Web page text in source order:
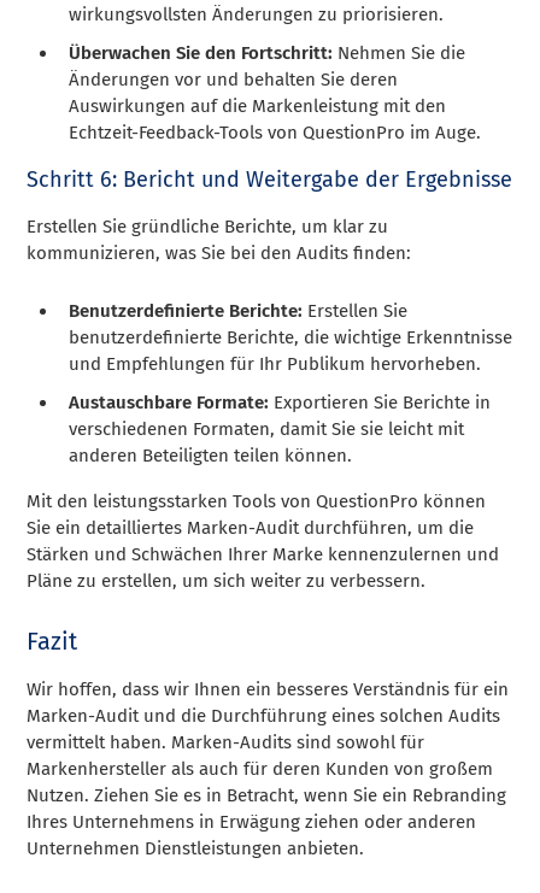
wirkungsvollsten Änderungen zu priorisieren.
Überwachen Sie den Fortschritt: Nehmen Sie die
Änderungen vor und behalten Sie deren
Auswirkungen auf die Markenleistung mit den
Echtzeit-Feedback-Tools von QuestionPro im Auge.
Schritt 6: Bericht und Weitergabe der Ergebnisse
Erstellen Sie gründliche Berichte, um klar zu
kommunizieren, was Sie bei den Audits finden:
Benutzerdefinierte Berichte: Erstellen Sie
benutzerdefinierte Berichte, die wichtige Erkenntnisse
und Empfehlungen für Ihr Publikum hervorheben.
Austauschbare Formate: Exportieren Sie Berichte in
verschiedenen Formaten, damit Sie sie leicht mit
anderen Beteiligten teilen können.
Mit den leistungsstarken Tools von QuestionPro können
Sie ein detailliertes Marken-Audit durchführen, um die
Stärken und Schwächen Ihrer Marke kennenzulernen und
Pläne zu erstellen, um sich weiter zu verbessern.
Fazit
Wir hoffen, dass wir Ihnen ein besseres Verständnis für ein
Marken-Audit und die Durchführung eines solchen Audits
vermittelt haben. Marken-Audits sind sowohl für
Markenhersteller als auch für deren Kunden von großem
Nutzen. Ziehen Sie es in Betracht, wenn Sie ein Rebranding
Ihres Unternehmens in Erwägung ziehen oder anderen
Unternehmen Dienstleistungen anbieten.